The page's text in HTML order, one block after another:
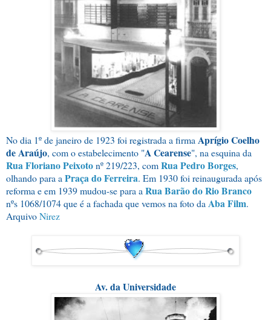
No dia 1º de janeiro de 1923 foi registrada a firma Aprígio Coelho
de Araújo, com o estabelecimento "A Cearense", na esquina da
Rua Floriano Peixotonº 219/223, comRua Pedro Borges,
olhando para a Praça do Ferreira. Em 1930 foi reinaugurada após
reforma e em 1939 mudou-se para a Rua Barão do Rio Branco
nºs 1068/1074 que é a fachada que vemos na foto da Aba Film.
ArquivoNirez
Av. da Universidade